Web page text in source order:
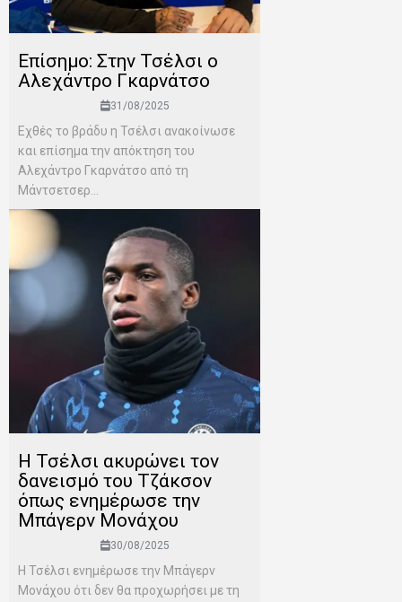
Επίσημο: Στην Τσέλσι ο
Αλεχάντρο Γκαρνάτσο
31/08/2025
Εχθές το βράδυ η Τσέλσι ανακοίνωσε
και επίσημα την απόκτηση του
Αλεχάντρο Γκαρνάτσο από τη
Μάντσετσερ...
Η Τσέλσι ακυρώνει τον
δανεισμό του Τζάκσον
όπως ενημέρωσε την
Μπάγερν Μονάχου
30/08/2025
Η Τσέλσι ενημέρωσε την Μπάγερν
Μονάχου ότι δεν θα προχωρήσει με τη